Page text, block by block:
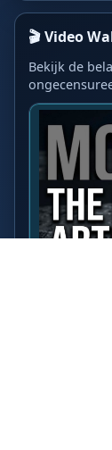
🎬 Video
Bekijk de